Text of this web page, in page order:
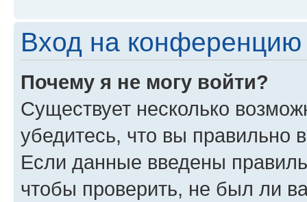
Вход на конференцию
Почему я не могу войти?
Существует несколько
убедитесь, что вы правильно
Если данные введены
чтобы проверить, не был ли